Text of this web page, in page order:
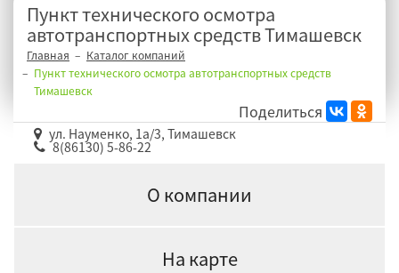
Пункт технического осмотра
автотранспортных средств Тимашевск
Главная
Каталог компаний
Пункт технического осмотра автотранспортных средств
Тимашевск
Поделиться
ул. Науменко, 1a/3, Тимашевск
8(86130) 5-86-22
О компании
На карте